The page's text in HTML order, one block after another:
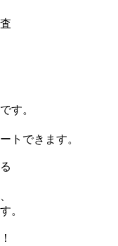
す。
トできます。
。